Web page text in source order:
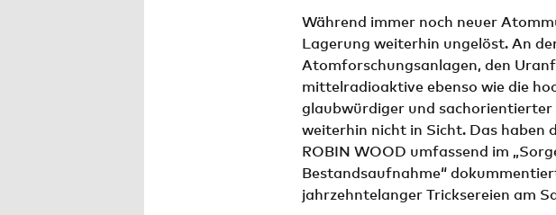
Während immer noch neuer
Lagerung weiterhin ungelöst. An
Atomforschungsanlagen, den
mittelradioaktive ebenso wie die
glaubwürdiger und
weiterhin nicht in Sicht. Das
ROBIN WOOD umfassend im
Bestandsaufnahme“
jahrzehntelanger Tricksereien am